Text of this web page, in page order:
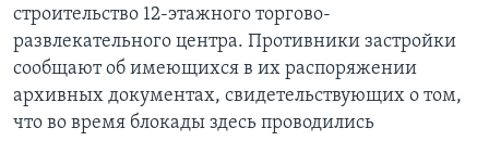
строительство 12-этажного торгово-
развлекательного центра. Противники застройки
сообщают об имеющихся в их распоряжении
архивных документах, свидетельствующих о том,
что во время блокады здесь проводились